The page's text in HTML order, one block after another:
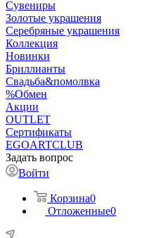
Сувениры
Золотые украшения
Серебряные украшения
Коллекция
Новинки
Бриллианты
Свадьба&помолвка
%Обмен
Акции
OUTLET
Сертификаты
EGOARTCLUB
Задать вопрос
Войти
Корзина0
Отложенные0